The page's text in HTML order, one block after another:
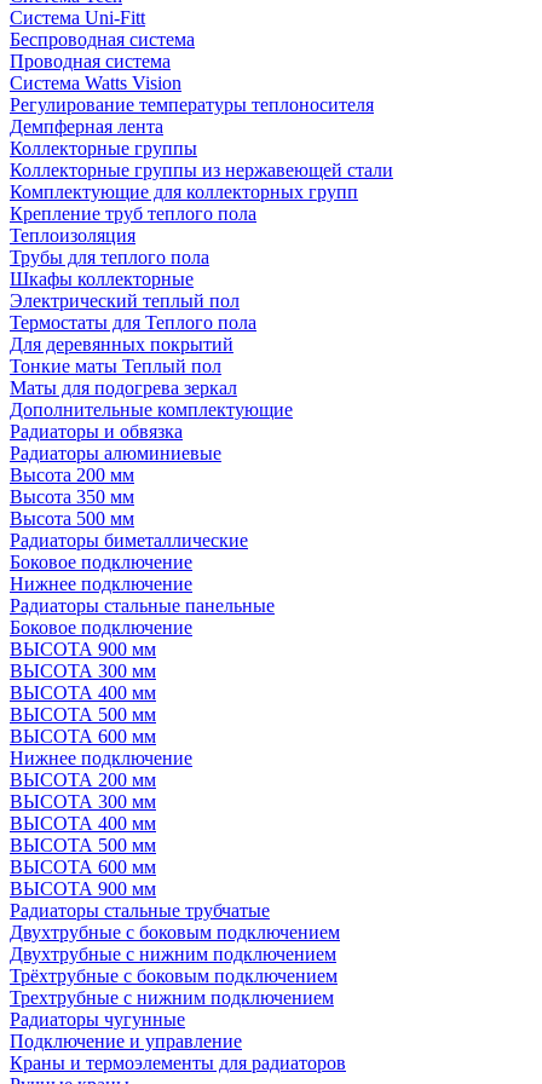
Система Uni-Fitt
Беспроводная система
Проводная система
Система Watts Vision
Регулирование температуры теплоносителя
Демпферная лента
Коллекторные группы
Коллекторные группы из нержавеющей стали
Комплектующие для коллекторных групп
Крепление труб теплого пола
Теплоизоляция
Трубы для теплого пола
Шкафы коллекторные
Электрический теплый пол
Термостаты для Теплого пола
Для деревянных покрытий
Тонкие маты Теплый пол
Маты для подогрева зеркал
Дополнительные комплектующие
Радиаторы и обвязка
Радиаторы алюминиевые
Высота 200 мм
Высота 350 мм
Высота 500 мм
Радиаторы биметаллические
Боковое подключение
Нижнее подключение
Радиаторы стальные панельные
Боковое подключение
ВЫСОТА 900 мм
ВЫСОТА 300 мм
ВЫСОТА 400 мм
ВЫСОТА 500 мм
ВЫСОТА 600 мм
Нижнее подключение
ВЫСОТА 200 мм
ВЫСОТА 300 мм
ВЫСОТА 400 мм
ВЫСОТА 500 мм
ВЫСОТА 600 мм
ВЫСОТА 900 мм
Радиаторы стальные трубчатые
Двухтрубные с боковым подключением
Двухтрубные с нижним подключением
Трёхтрубные с боковым подключением
Трехтрубные с нижним подключением
Радиаторы чугунные
Подключение и управление
Краны и термоэлементы для радиаторов